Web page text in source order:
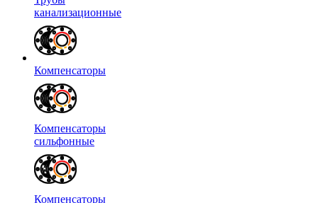
канализационные
Компенсаторы
Компенсаторы
сильфонные
Компенсаторы